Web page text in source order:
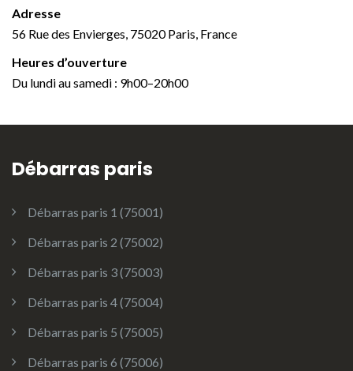
Adresse
56 Rue des Envierges, 75020 Paris, France
Heures d’ouverture
Du lundi au samedi : 9h00–20h00
Débarras paris
Débarras paris 1 (75001)
Débarras paris 2 (75002)
Débarras paris 3 (75003)
Débarras paris 4 (75004)
Débarras paris 5 (75005)
Débarras paris 6 (75006)